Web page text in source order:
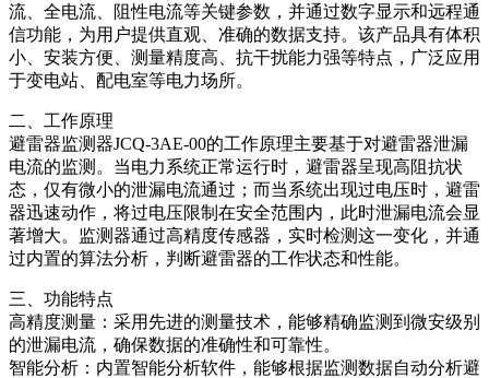
流、全电流、阻性电流等关键参数，并通过数字显示和远程通
信功能，为用户提供直观、准确的数据支持。该产品具有体积
小、安装方便、测量精度高、抗干扰能力强等特点，广泛应用
于变电站、配电室等电力场所。
二、工作原理
避雷器监测器JCQ-3AE-00的工作原理主要基于对避雷器泄漏
电流的监测。当电力系统正常运行时，避雷器呈现高阻抗状
态，仅有微小的泄漏电流通过；而当系统出现过电压时，避雷
器迅速动作，将过电压限制在安全范围内，此时泄漏电流会显
著增大。监测器通过高精度传感器，实时检测这一变化，并通
过内置的算法分析，判断避雷器的工作状态和性能。
三、功能特点
高精度测量：采用先进的测量技术，能够精确监测到微安级别
的泄漏电流，确保数据的准确性和可靠性。
智能分析：内置智能分析软件，能够根据监测数据自动分析避